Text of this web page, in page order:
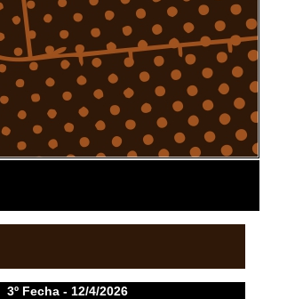
3º Fecha - 12/4/2026